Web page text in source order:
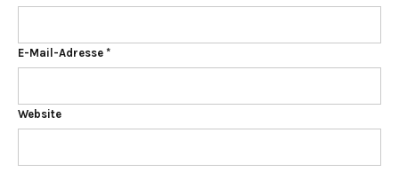
E-Mail-Adresse *
Website